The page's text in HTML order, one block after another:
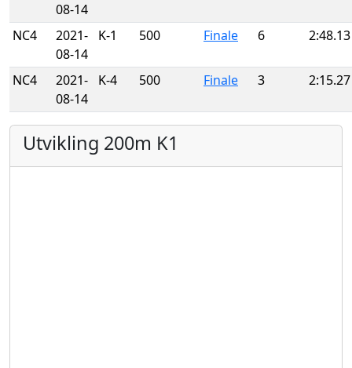
08-14
NC4
2021-
08-14
K-1 500 Finale 6 2:48.13
NC4
2021-
08-14
K-4 500 Finale 3 2:15.27
Utvikling 200m K1